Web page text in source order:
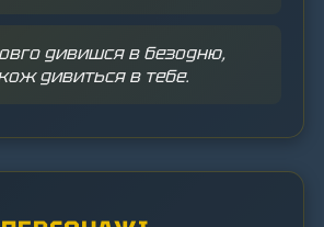
дивишся в безодню,
дивиться в тебе.